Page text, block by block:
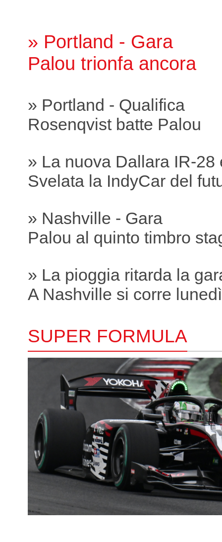
» Portland - Gara
Palou trionfa ancora
» Portland - Qualifica
Rosenqvist batte Palou
» La nuova Dallara IR-28
Svelata la IndyCar del
» Nashville - Gara
Palou al quinto timbro
» La pioggia ritarda la
A Nashville si corre lunedì
SUPER FORMULA